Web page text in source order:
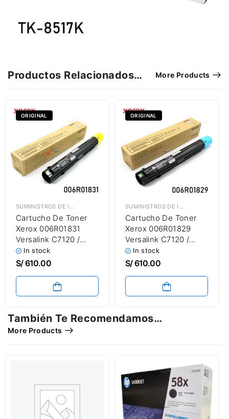
Productos Relacionados… More Products
ORIGINAL
SUMINISTROS DE IMPRESIÓN TÓNER XEROX
Cartucho De Toner
Xerox 006R01831
Versalink C7120 /
C7125 / C7130
Amarillo 18,500
In stock
S/610.00
ORIGINAL
SUMINISTROS DE IMPRESIÓN
Cartucho De Toner
Xerox 006R01829
Versalink C7120 /
C7125 / C7130 Cyan
18,500 Páginas
In stock
S/610.00
También Te Recomendamos…
More Products